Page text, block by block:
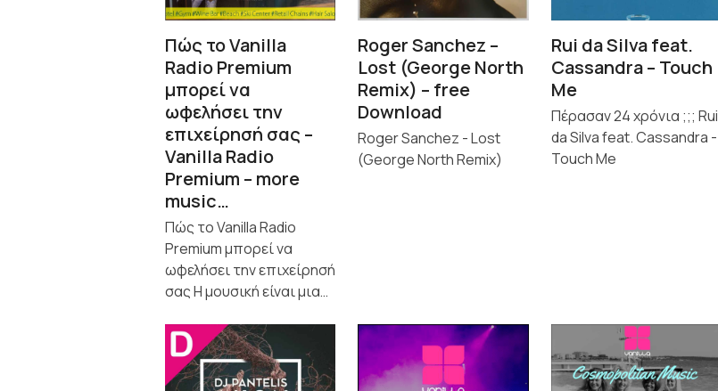
Πώς το Vanilla
Radio Premium
μπορεί να
ωφελήσει την
επιχείρησή σας –
Vanilla Radio
Premium – more
music…
Πώς το Vanilla Radio
Premium μπορεί να
ωφελήσει την επιχείρησή
σας Η μουσική είναι μια…
Roger Sanchez –
Lost (George North
Remix) – free
Download
Roger Sanchez - Lost
(George North Remix)
Rui da Silva feat.
Cassandra – Touch
Me
Πέρασαν 24 χρόνια ;;; Rui
da Silva feat. Cassandra -
Touch Me